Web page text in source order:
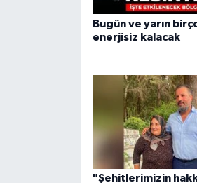
Bugün ve yarın
enerjisiz kalacak
"Şehitlerimizin